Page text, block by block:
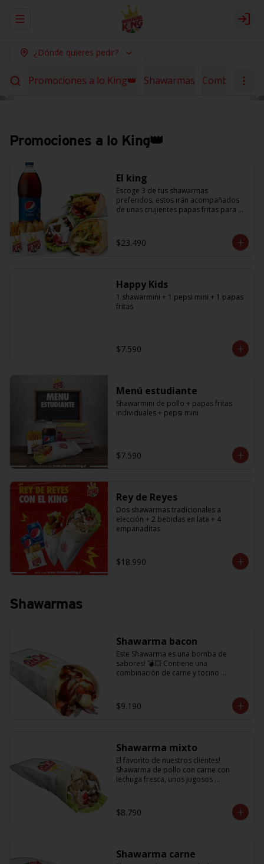
Abrir menu de navegación Login
¿Dónde quieres pedir?
Promociones a lo King👑 Shawarmas Combos
Promociones a lo King👑
El king
Escoge 3 de tus shawarmas
preferidos, estos irán acompañados
de unas crujientes papas fritas para
acumulable con otras promociones)
(cada agregado adicional
agregar la cantidad exacta igual a la
cantidad de shawarmas de la
promoción)
$23.490
Happy Kids
1 shawarmini + 1 pepsi mini + 1 papas
fritas
$7.590
Menú estudiante
Shawarmini de pollo + papas fritas
individuales + pepsi mini
$7.590
Rey de Reyes
Dos shawarmas tradicionales a
elección + 2 bebidas en lata + 4
empanaditas
$18.990
Shawarmas
Shawarma bacon
Este Shawarma es una bomba de
sabores! 💣💥 Contiene una
combinación de carne y tocino
salsa BBQ
$9.190
Shawarma mixto
El favorito de nuestros clientes!
Shawarma de pollo con carne con
lechuga fresca, unos jugosos
$8.790
Shawarma carne